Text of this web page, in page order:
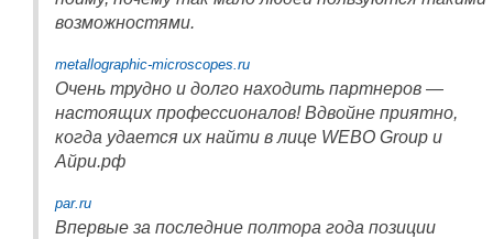
возможностями.
metallographic-microscopes.ru
Очень трудно и долго находить партнеров —
настоящих профессионалов! Вдвойне приятно,
когда удается их найти в лице WEBO Group и
Айри.рф
par.ru
Впервые за последние полтора года позиции